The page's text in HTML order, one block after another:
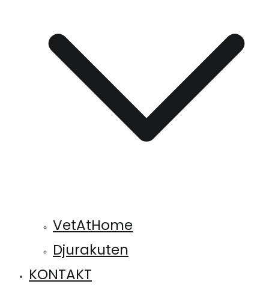
VetAtHome
Djurakuten
KONTAKT